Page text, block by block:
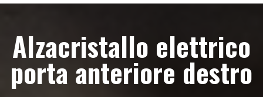
Alzacristallo elettrico
porta anteriore destro